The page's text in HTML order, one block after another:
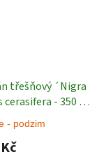
třešňový ´Nigra
cerasifera - 350 -
- podzim